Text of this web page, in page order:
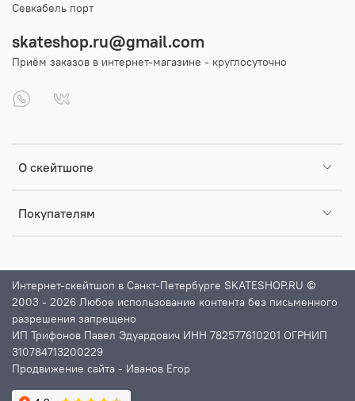
О скейтшопе
Покупателям
Севкабель порт
skateshop.ru@gmail.com
Приём заказов в интернет-магазине - круглосуточно
Интернет-скейтшоп в Санкт-Петербурге SKATESHOP.RU ©
2003 - 2026 Любое использование контента без письменного
разрешения запрещено
ИП Трифонов Павел Эдуардович ИНН 782577610201 ОГРНИП
310784713200229
Продвижение сайта - Иванов Егор